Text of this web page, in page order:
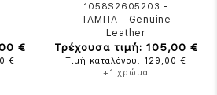
€
€
1058S2605203 -
ΤΑΜΠΑ - Genuine
Leather
Τρέχουσα τιμή: 105,00 €
Τιμή καταλόγου: 129,00 €
+1 χρώμα